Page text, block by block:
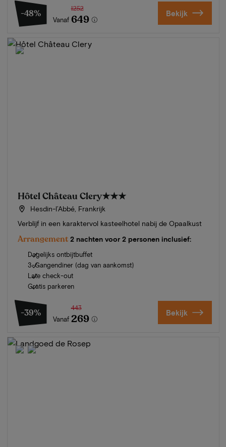
-48%
Vanaf
1252
649 Bekijk
Hôtel Château Clery★★★
Hesdin-l’Abbé, Frankrijk
Verblijf in een karaktervol kasteelhotel nabij de Opaalkust
Arrangement 2 nachten voor 2 personen inclusief:
Dagelijks ontbijtbuffet
3-Gangendiner (dag van aankomst)
Late check-out
Gratis parkeren
-39%
Vanaf
443
269 Bekijk